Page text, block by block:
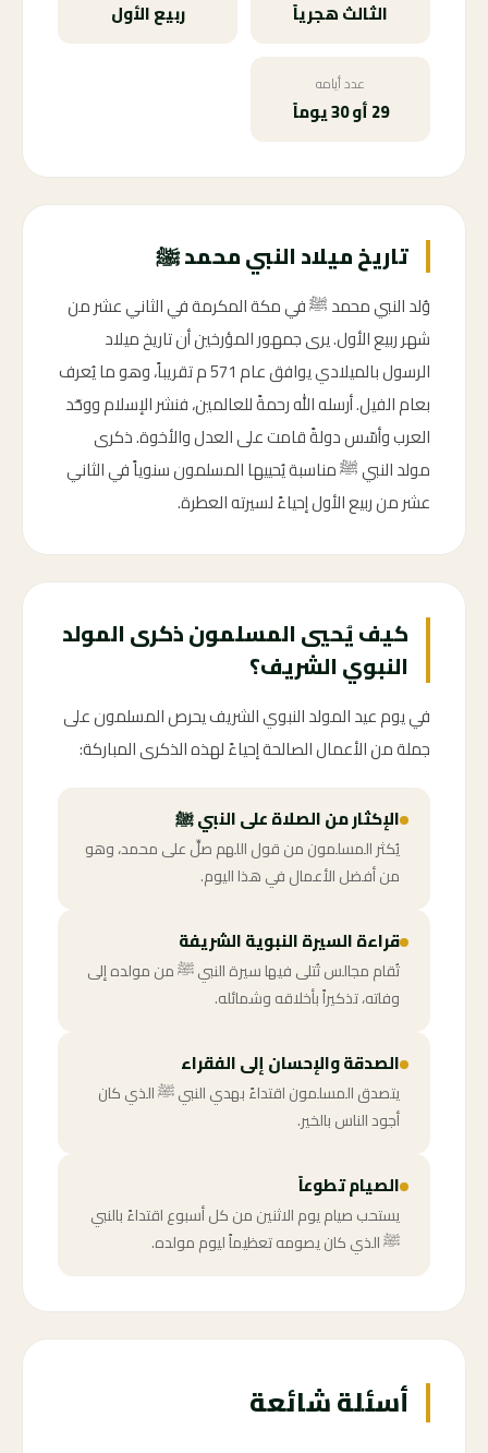
الثالث هجرياً ربيع الأول
عدد أيامه
29 أو 30 يوماً
تاريخ ميلاد النبي محمد ﷺ
وُلد النبي محمد ﷺ في مكة المكرمة في الثاني عشر من
شهر ربيع الأول. يرى جمهور المؤرخين أن تاريخ ميلاد
الرسول بالميلادي يوافق عام 571 م تقريباً، وهو ما يُعرف
بعام الفيل. أرسله الله رحمةً للعالمين، فنشر الإسلام ووحّد
العرب وأسّس دولةً قامت على العدل والأخوة. ذكرى
مولد النبي ﷺ مناسبة يُحييها المسلمون سنوياً في الثاني
عشر من ربيع الأول إحياءً لسيرته العطرة.
كيف يُحيي المسلمون ذكرى المولد
النبوي الشريف؟
في يوم عيد المولد النبوي الشريف يحرص المسلمون على
جملة من الأعمال الصالحة إحياءً لهذه الذكرى المباركة:
الإكثار من الصلاة على النبي ﷺ
يُكثر المسلمون من قول اللهم صلِّ على محمد، وهو
من أفضل الأعمال في هذا اليوم.
قراءة السيرة النبوية الشريفة
تُقام مجالس تُتلى فيها سيرة النبي ﷺ من مولده إلى
وفاته، تذكيراً بأخلاقه وشمائله.
الصدقة والإحسان إلى الفقراء
يتصدق المسلمون اقتداءً بهدي النبي ﷺ الذي كان
أجود الناس بالخير.
الصيام تطوعاً
يستحب صيام يوم الاثنين من كل أسبوع اقتداءً بالنبي
ﷺ الذي كان يصومه تعظيماً ليوم مولده.
أسئلة شائعة